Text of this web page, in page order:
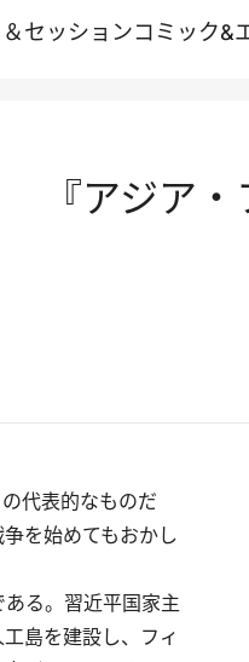
＆セッションコミック&
『アジア・
代表的なものだ
を始めてもおかし
る。習近平国家主
島を建設し、フィ